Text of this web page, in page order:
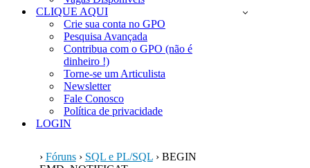
CLIQUE AQUI
Crie sua conta no GPO
Pesquisa Avançada
Contribua com o GPO (não é
dinheiro !)
Torne-se um Articulista
Newsletter
Fale Conosco
Política de privacidade
LOGIN
› Fóruns › SQL e PL/SQL › BEGIN